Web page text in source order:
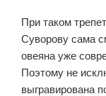
При таком
Суворову сама
овеяна уже
Поэтому не
выгравирована